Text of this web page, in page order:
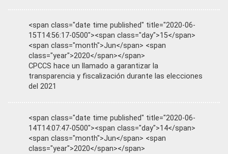
<span class="date time published" title="2020-06-
15T14:56:17-0500"><span class="day">15</span>
<span class="month">Jun</span> <span
class="year">2020</span></span>
CPCCS hace un llamado a garantizar la
transparencia y fiscalización durante las elecciones
del 2021
<span class="date time published" title="2020-06-
14T14:07:47-0500"><span class="day">14</span>
<span class="month">Jun</span> <span
class="year">2020</span></span>